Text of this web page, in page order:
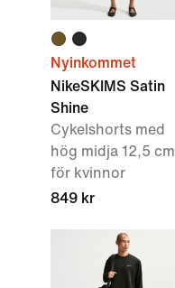
Nyinkommet
NikeSKIMS Satin
Shine
Cykelshorts med
hög midja 12,5 cm
för kvinnor
849 kr